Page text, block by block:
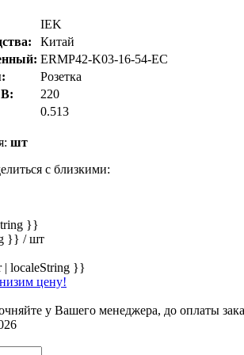
IEK
Китай
ERMP42-K03-16-54-EC
Розетка
220
0.513
шт
с близкими:
}}
}} / шт
| localeString }}
цену!
у Вашего менеджера, до оплаты